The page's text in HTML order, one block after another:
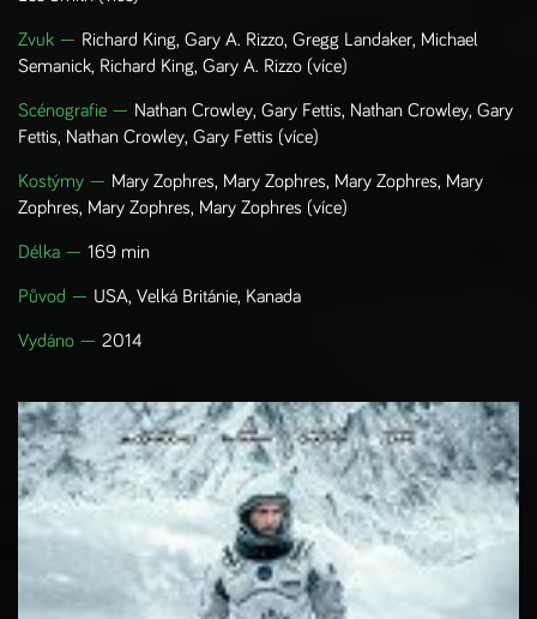
Zvuk — Richard King, Gary A. Rizzo, Gregg Landaker, Michael
Semanick, Richard King, Gary A. Rizzo (více)
Scénografie — Nathan Crowley, Gary Fettis, Nathan Crowley, Gary
Fettis, Nathan Crowley, Gary Fettis (více)
Kostýmy — Mary Zophres, Mary Zophres, Mary Zophres, Mary
Zophres, Mary Zophres, Mary Zophres (více)
Délka — 169 min
Původ — USA, Velká Británie, Kanada
Vydáno — 2014